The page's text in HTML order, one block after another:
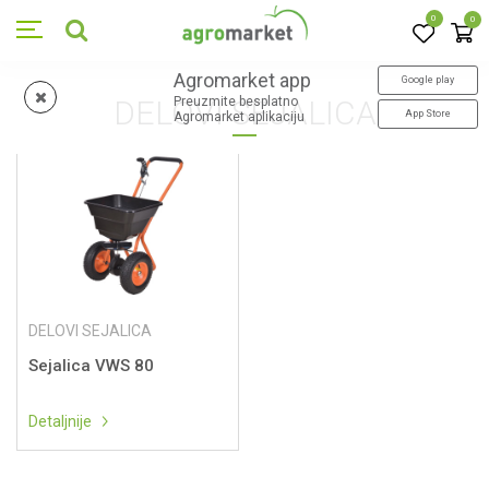
0 0
Agromarket app
Preuzmite besplatno
Agromarket aplikaciju
Google play
App Store
DELOVI SEJALICA
DELOVI SEJALICA
Sejalica VWS 80
Detaljnije